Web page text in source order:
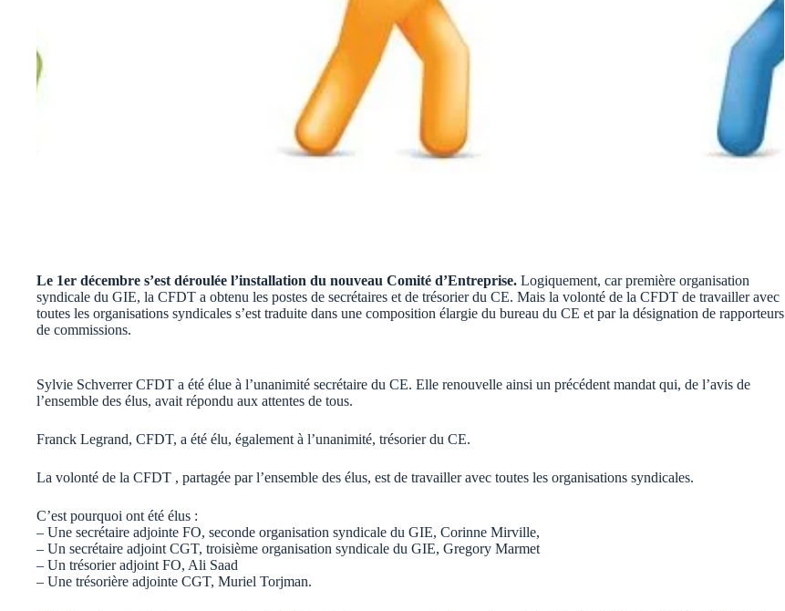
Le 1er décembre s’est déroulée l’installation du nouveau Comité d’Entreprise. Logiquement, car première organisation
syndicale du GIE, la CFDT a obtenu les postes de secrétaires et de trésorier du CE. Mais la volonté de la CFDT de travailler avec
toutes les organisations syndicales s’est traduite dans une composition élargie du bureau du CE et par la désignation de rapporteurs
de commissions.
Sylvie Schverrer CFDT a été élue à l’unanimité secrétaire du CE. Elle renouvelle ainsi un précédent mandat qui, de l’avis de
l’ensemble des élus, avait répondu aux attentes de tous.
Franck Legrand, CFDT, a été élu, également à l’unanimité, trésorier du CE.
La volonté de la CFDT , partagée par l’ensemble des élus, est de travailler avec toutes les organisations syndicales.
C’est pourquoi ont été élus :
– Une secrétaire adjointe FO, seconde organisation syndicale du GIE, Corinne Mirville,
– Un secrétaire adjoint CGT, troisième organisation syndicale du GIE, Gregory Marmet
– Un trésorier adjoint FO, Ali Saad
– Une trésorière adjointe CGT, Muriel Torjman.